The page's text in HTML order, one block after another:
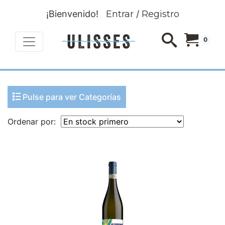
¡Bienvenido! Entrar/ Registro
0
Pulse para ver Categorías
Ordenar por: